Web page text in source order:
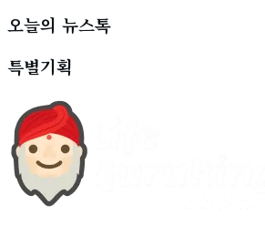
오늘의 뉴스톡
특별기획